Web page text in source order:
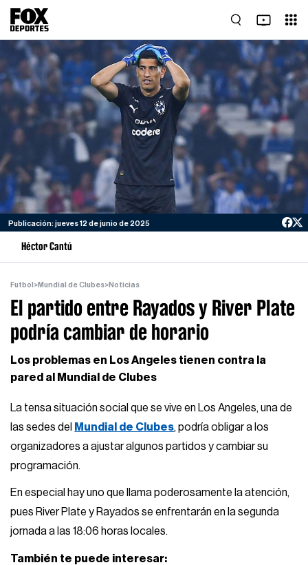
Publicación: jueves 12 de junio de 2025
Héctor Cantú
Futbol >Mundial de Clubes>Noticias
El partido entre Rayados y River Plate
podría cambiar de horario
Los problemas en Los Angeles tienen contra la
pared al Mundial de Clubes
La tensa situación social que se vive en Los Angeles, una de
las sedes del
Mundial de Clubes, podría obligar a los
organizadores a ajustar algunos partidos y cambiar su
programación.
En especial hay uno que llama poderosamente la atención,
pues River Plate y Rayados se enfrentarán en la segunda
jornada a las 18:06 horas locales.
También te puede interesar: